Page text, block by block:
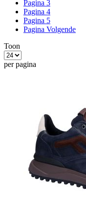
Pagina 3
Pagina 4
Pagina 5
Pagina Volgende
Toon
per pagina